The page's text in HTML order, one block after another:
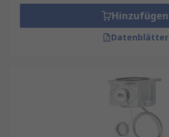
Hinzufügen
Datenblätter